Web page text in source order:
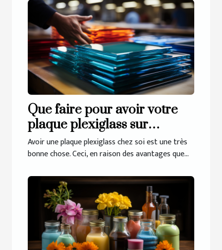
Que faire pour avoir votre
plaque plexiglass sur
mesure ?
Avoir une plaque plexiglass chez soi est une très
bonne chose. Ceci, en raison des avantages que...